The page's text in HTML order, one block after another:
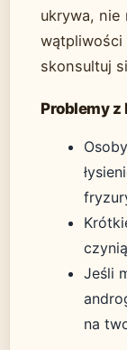
ukrywa, nie
wątpliwości
skonsultuj
Problemy z
Jeśli
na